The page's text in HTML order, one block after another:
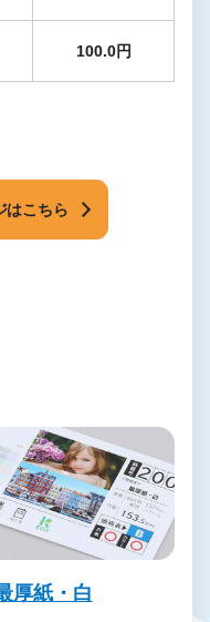
100.0円
はこちら
厚紙・白